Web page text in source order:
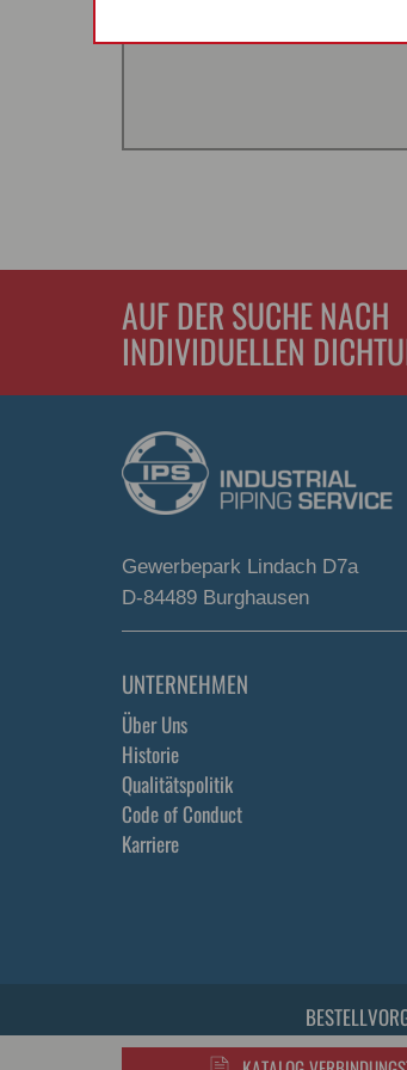
AUF DER SUCHE NACH
INDIVIDUELLEN
Gewerbepark Lindach D7a
D-84489 Burghausen
UNTERNEHMEN
Über Uns
Historie
Qualitätspolitik
Code of Conduct
Karriere